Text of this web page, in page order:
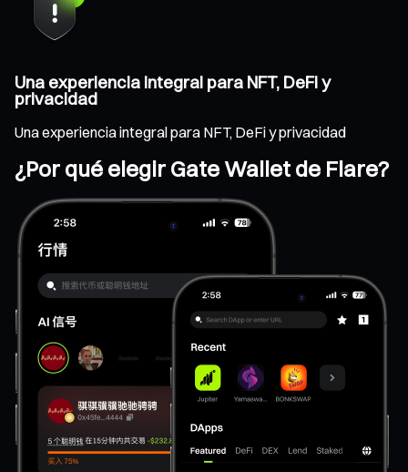
Una experiencia integral para NFT, DeFi y
privacidad
Una experiencia integral para NFT, DeFi y privacidad
¿Por qué elegir Gate Wallet de Flare?